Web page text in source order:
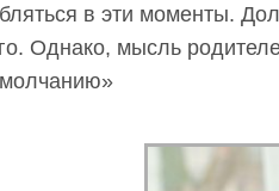
в эти моменты.
Однако, мысль